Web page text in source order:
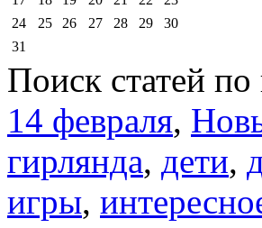
24
25 26 27 28 29
30
31
Поиск статей
14 февраля,
гирлянда, дети,
игры,